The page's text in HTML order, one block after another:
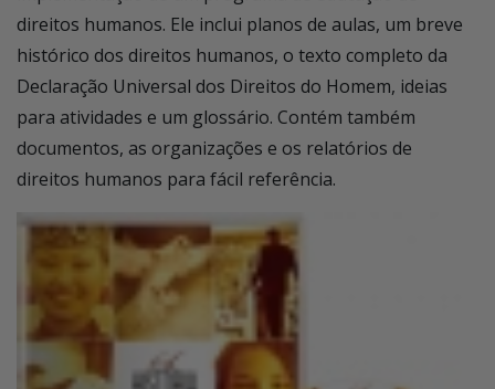
direitos humanos. Ele inclui planos de aulas, um breve
histórico dos direitos humanos, o texto completo da
Declaração Universal dos Direitos do Homem, ideias
para atividades e um glossário. Contém também
documentos, as organizações e os relatórios de
direitos humanos para fácil referência.